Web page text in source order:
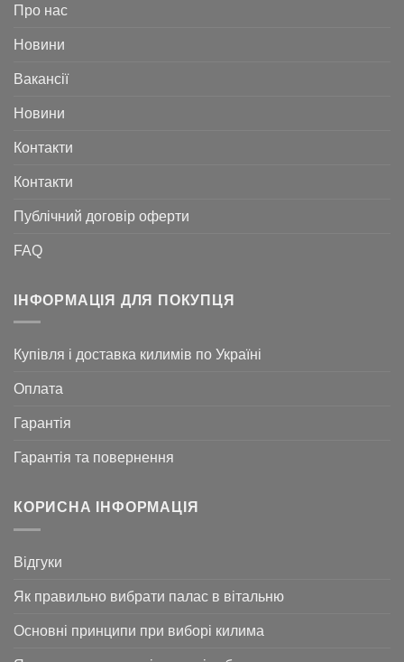
Про нас
Новини
Вакансії
Новини
Контакти
Контакти
Публічний договір оферти
FAQ
ІНФОРМАЦІЯ ДЛЯ ПОКУПЦЯ
Купівля і доставка килимів по Україні
Оплата
Гарантія
Гарантія та повернення
КОРИСНА ІНФОРМАЦІЯ
Відгуки
Як правильно вибрати палас в вітальню
Основні принципи при виборі килима